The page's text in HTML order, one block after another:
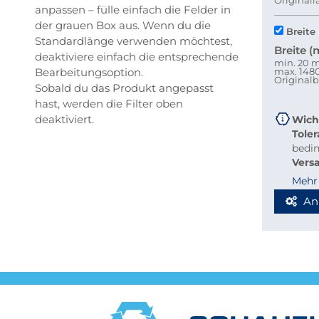
anpassen – fülle einfach die Felder in
der grauen Box aus. Wenn du die
Standardlänge verwenden möchtest,
deaktiviere einfach die entsprechende
Bearbeitungsoption.
Sobald du das Produkt angepasst
hast, werden die Filter oben
deaktiviert.
Breite
Breite
min. 20
max.